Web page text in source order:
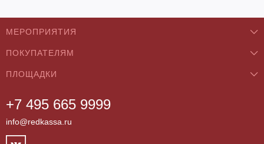
+7 495 665 9999
info@redkassa.ru
МЕРОПРИЯТИЯ
Концерты
Классика
Театры
Фестивали
ПОКУПАТЕЛЯМ
О нас
Как купить
Возврат билетов
ПЛОЩАДКИ
Бар/Ресторан/Кафе
Клуб